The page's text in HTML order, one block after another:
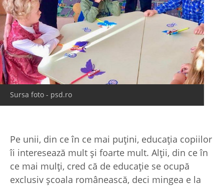
Sursa foto - psd.ro
Pe unii, din ce în ce mai puţini, educaţia copiilor
îi interesează mult şi foarte mult. Alţii, din ce în
ce mai mulţi, cred că de educaţie se ocupă
exclusiv şcoala românească, deci mingea e la